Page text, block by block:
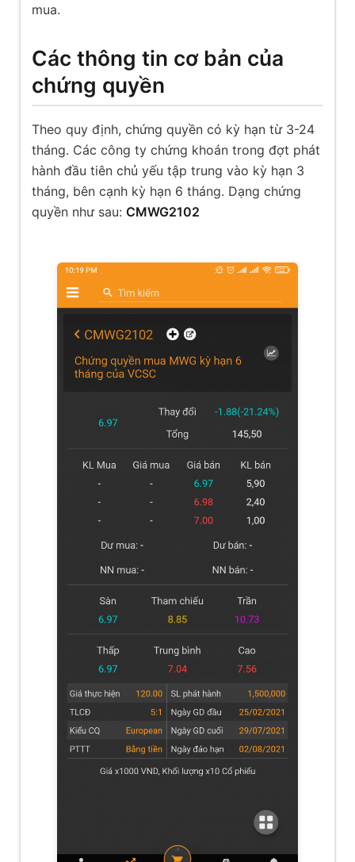
mua.
Các thông tin cơ bản của
chứng quyền
Theo quy định, chứng quyền có kỳ hạn từ 3-24
tháng. Các công ty chứng khoán trong đợt phát
hành đầu tiên chủ yếu tập trung vào kỳ hạn 3
tháng, bên cạnh kỳ hạn 6 tháng. Dạng chứng
quyền như sau:CMWG2102